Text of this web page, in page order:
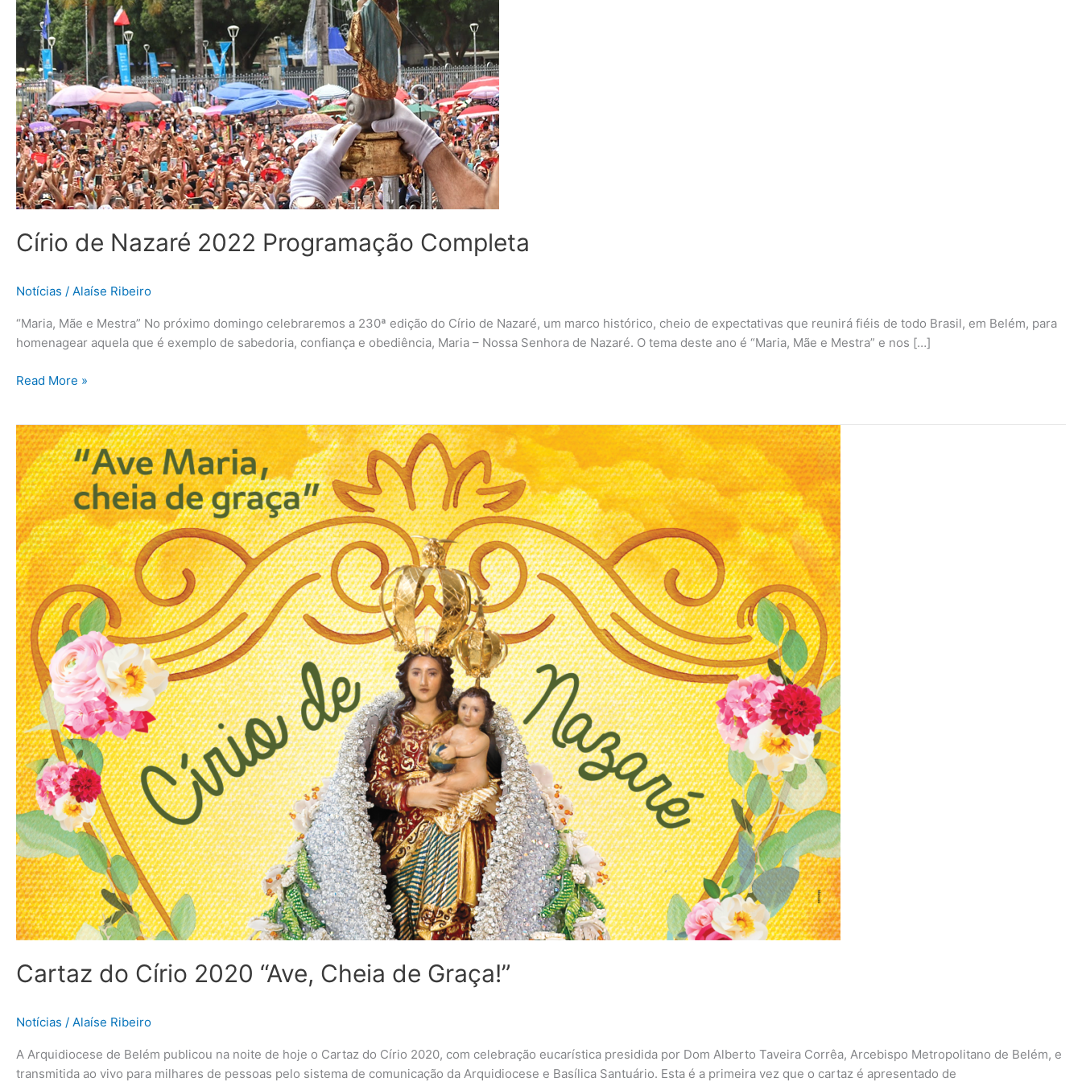
Círio de Nazaré 2022 Programação Completa
Notícias / Alaíse Ribeiro
“Maria, Mãe e Mestra” No próximo domingo celebraremos a 230ª edição do Círio de Nazaré, um marco histórico, cheio de expectativas que reunirá fiéis de todo Brasil, em Belém, para
homenagear aquela que é exemplo de sabedoria, confiança e obediência, Maria – Nossa Senhora de Nazaré. O tema deste ano é “Maria, Mãe e Mestra” e nos […]
2022
Programação
Completa
Read More »
Cartaz do Círio 2020 “Ave, Cheia de Graça!”
Notícias / Alaíse Ribeiro
A Arquidiocese de Belém publicou na noite de hoje o Cartaz do Círio 2020, com celebração eucarística presidida por Dom Alberto Taveira Corrêa, Arcebispo Metropolitano de Belém, e
transmitida ao vivo para milhares de pessoas pelo sistema de comunicação da Arquidiocese e Basílica Santuário. Esta é a primeira vez que o cartaz é apresentado de
Cartaz
do
Círio
2020
“Ave,
Cheia
de
Graça!”